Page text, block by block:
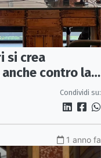
si crea
contro la
Condividi su:
1 anno fa